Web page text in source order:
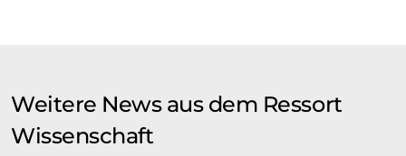
Weitere News aus dem Ressort
Wissenschaft